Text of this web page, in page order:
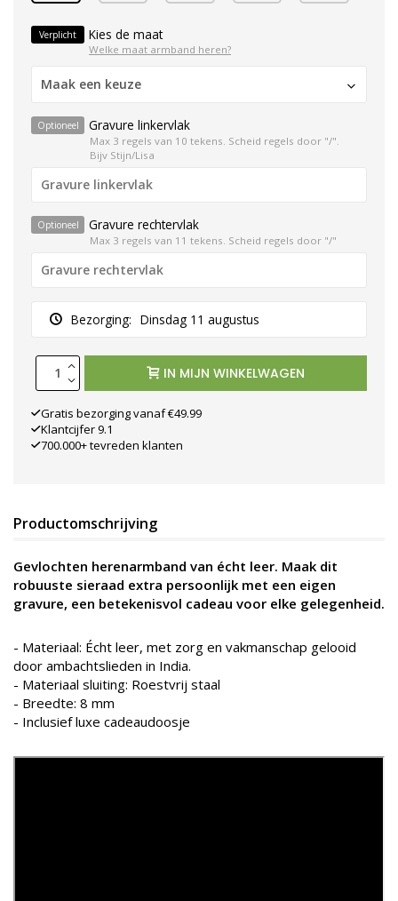
Verplicht Kies de maat
Welke maat armband heren?
Maak een keuze
Optioneel Gravure linkervlak
Max 3 regels van 10 tekens. Scheid regels door "/".
Bijv Stijn/Lisa
Optioneel Gravure rechtervlak
Max 3 regels van 11 tekens. Scheid regels door "/"
Bezorging: Dinsdag 11 augustus
IN MIJN WINKELWAGEN
Gratis bezorging vanaf €49.99
Klantcijfer 9.1
700.000+ tevreden klanten
Productomschrijving
Gevlochten herenarmband van écht leer. Maak dit
robuuste sieraad extra persoonlijk met een eigen
gravure, een betekenisvol cadeau voor elke gelegenheid.
- Materiaal: Écht leer, met zorg en vakmanschap gelooid
door ambachtslieden in India.
- Materiaal sluiting: Roestvrij staal
- Breedte: 8 mm
- Inclusief luxe cadeaudoosje